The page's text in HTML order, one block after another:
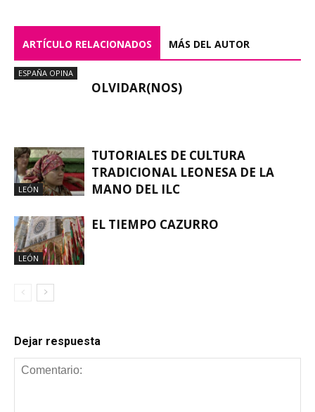
ARTÍCULO RELACIONADOS MÁS DEL AUTOR
ESPAÑA OPINA
OLVIDAR(NOS)
LEÓN
TUTORIALES DE CULTURA
TRADICIONAL LEONESA DE LA
MANO DEL ILC
LEÓN
EL TIEMPO CAZURRO
Dejar respuesta